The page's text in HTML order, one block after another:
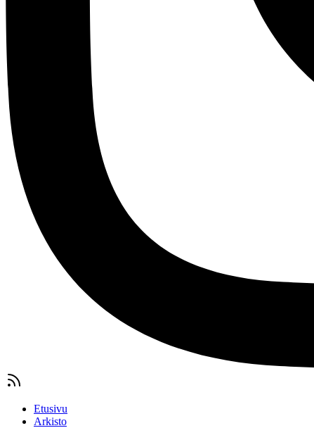
Etusivu
Arkisto